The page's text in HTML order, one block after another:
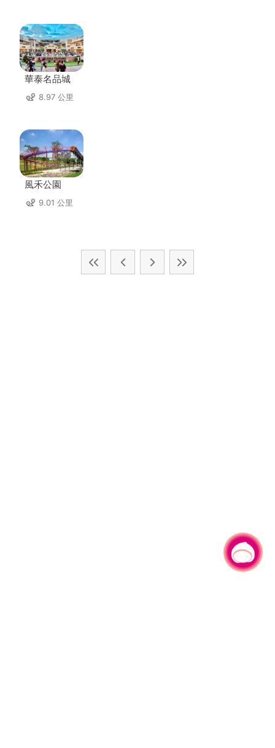
華泰名品城
8.97 公里
風禾公園
9.01 公里